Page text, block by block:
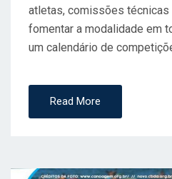
atletas, comissões técnicas
fomentar a modalidade em
um calendário de
Read More